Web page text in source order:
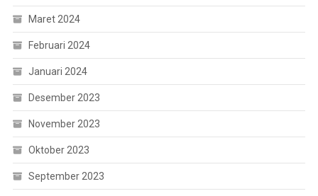
Maret 2024
Februari 2024
Januari 2024
Desember 2023
November 2023
Oktober 2023
September 2023